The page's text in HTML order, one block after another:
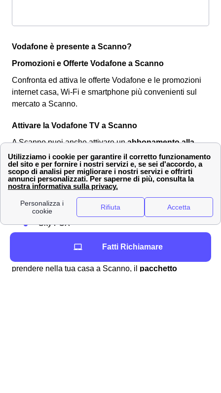
Vodafone è presente a Scanno?
Promozioni e Offerte Vodafone a Scanno
Confronta ed attiva le offerte Vodafone e le promozioni
internet casa, Wi-Fi e smartphone più convenienti sul
mercato a Scanno.
Attivare la Vodafone TV a Scanno
A Scanno puoi anche attivare unabbonamento alla
Vodafone TV, il servizio streaming di Vodafone che
racchiude nel pacchetto Vodafone TV intrattenimento:
Serie su Vodafone TV
Canale intrattenimento di Now TV
Sky Atlantic
Sky FOX
E' disponibile anche il pacchetto sport con cui puoi
prendere nella tua casa a Scanno, il pacchetto
Fatti Richiamare